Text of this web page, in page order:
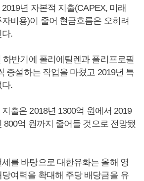
년 자본적 지출(CAPEX, 미래
비용)이 줄어 현금흐름은 오히려
다.
하반기에 폴리에틸렌과 폴리프로필
증설하는 작업을 마쳤고 2019년 특
다.
출은 2018년 1300억 원에서 2019
800억 원까지 줄어들 것으로 전망됐
를 바탕으로 대한유화는 올해 영
여력을 확대해 주당 배당금을 유